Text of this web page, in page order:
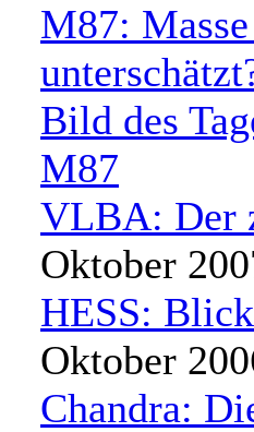
M87:
Bild des
M87
VLBA: Der
Oktober
HESS:
Oktober
Chandra: